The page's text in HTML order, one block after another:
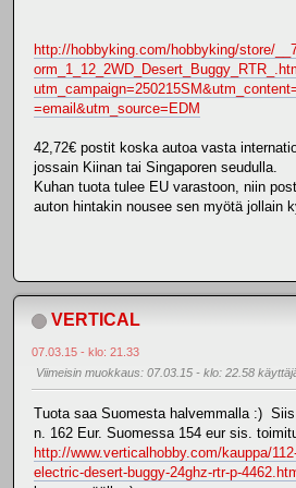
http://hobbyking.com/hobbyking/store/
=email&utm_source=EDM
42,72€ postit koska autoa vasta
jossain Kiinan tai Singaporen seudulla.
Kuhan tuota tulee EU varastoon, niin
auton hintakin nousee sen myötä jollain
VERTICAL
07.03.15 - klo: 21.33
Viimeisin muokkaus: 07.03.15 - klo: 22.58
Tuota saa Suomesta halvemmalla :)
n. 162 Eur. Suomessa 154 eur sis.
http://www.verticalhobby.com/kauppa/
electric-desert-buggy-24ghz-rtr-p-